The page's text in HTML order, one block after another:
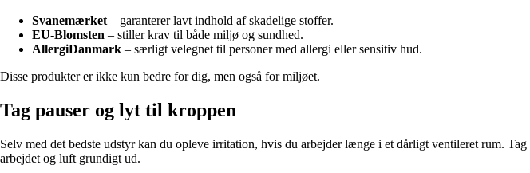
Svanemærket – garanterer lavt indhold af skadelige stoffer.
EU-Blomsten – stiller krav til både miljø og sundhed.
AllergiDanmark – særligt velegnet til personer med allergi eller sensitiv hud.
Disse produkter er ikke kun bedre for dig, men også for miljøet.
Tag pauser og lyt til kroppen
Selv med det bedste udstyr kan du opleve irritation, hvis du arbejder længe i et dårligt ventileret rum.
arbejdet og luft grundigt ud.